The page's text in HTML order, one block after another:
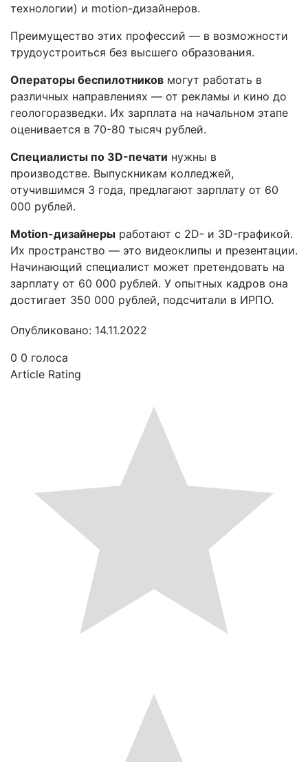
технологии) и motion-дизайнеров.
Преимущество этих профессий — в возможности
трудоустроиться без высшего образования.
Операторы беспилотников могут работать в
различных направлениях — от рекламы и кино до
геологоразведки. Их зарплата на начальном этапе
оценивается в 70-80 тысяч рублей.
Специалисты по 3D-печати нужны в
производстве. Выпускникам колледжей,
отучившимся 3 года, предлагают зарплату от 60
000 рублей.
Motion-дизайнеры работают с 2D- и 3D-графикой.
Их пространство — это видеоклипы и презентации.
Начинающий специалист может претендовать на
зарплату от 60 000 рублей. У опытных кадров она
достигает 350 000 рублей, подсчитали в ИРПО.
Опубликовано: 14.11.2022
0 0 голоса
Article Rating